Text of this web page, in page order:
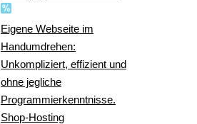
Eigene Webseite im
Handumdrehen:
Unkompliziert, effizient und
ohne jegliche
Programmierkenntnisse.
Shop-Hosting